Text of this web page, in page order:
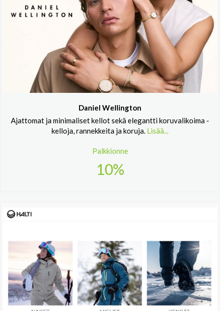
Daniel Wellington
Ajattomat ja minimaliset kellot sekä elegantti koruvalikoima -
kelloja, rannekkeita ja koruja. Lisää...
Palkkionne
10%